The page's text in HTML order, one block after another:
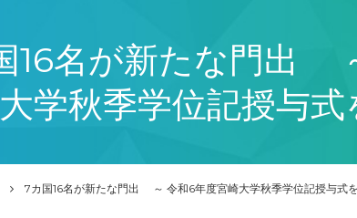
16名が新たな門出
学秋季学位記授与式
7カ国16名が新たな門出 ～ 令和6年度宮崎大学秋季学位記授与式